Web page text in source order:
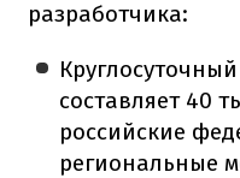
разработчика:
составляет 40
российские
региональные